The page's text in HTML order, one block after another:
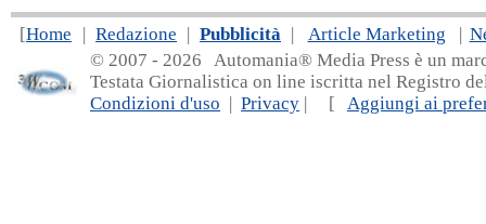
[Home | Redazione | Pubblicità | Article Marketing |
© 2007 - 2026 Automania® Media Press è un
Testata Giornalistica on line iscritta nel Registro
Condizioni d'uso | Privacy | [ Aggiungi ai